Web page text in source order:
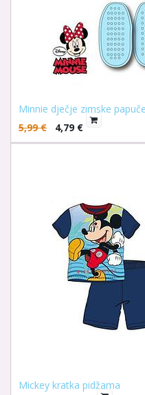
Minnie dječje zimske papuče
5,99€ 4,79 €
Mickey kratka pidžama